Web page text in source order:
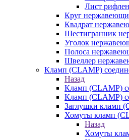
Лист
Круг
Квадрат
Шестигранник
Уголок
Полоса
Швеллер
Кламп (CLAMP)
Назад
Кламп (CLAMP)
Кламп (CLAMP)
Заглушки кламп
Хомуты кламп
Назад
Хомуты